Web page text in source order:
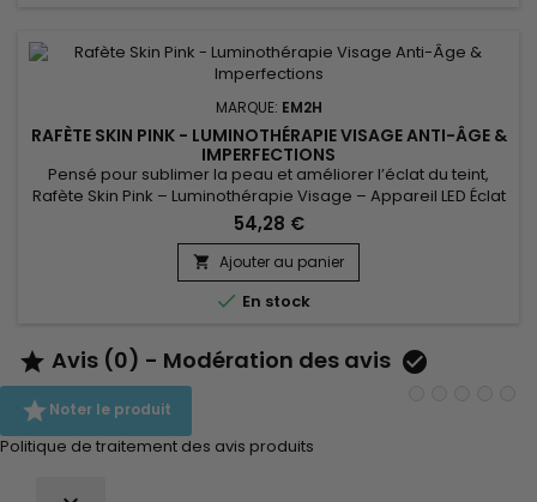
MARQUE: EM2H
RAFÈTE SKIN PINK - LUMINOTHÉRAPIE VISAGE ANTI-ÂGE &
IMPERFECTIONS
Pensé pour sublimer la peau et améliorer l’éclat du teint,
Rafète Skin Pink – Luminothérapie Visage – Appareil LED Éclat
& Teint Lumineux associe technologie LED et soin esthétique
non invasif. La luminothérapie stimule la microcirculation
cutanée, favorise le renouvellement cellulaire et aide à lisser
la texture de la peau. Utilisé régulièrement, ce...
54,28 €
 Ajouter au panier
 En stock
 Avis (0) - Modération des avis 
Noter le produit
Politique de traitement des avis produits